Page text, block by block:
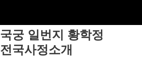
국궁 일번지 황학정
전국사정소개